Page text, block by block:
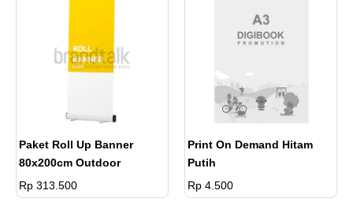
Paket Roll Up Banner
80x200cm Outdoor
Rp 313.500
Print On Demand Hitam
Putih
Rp 4.500